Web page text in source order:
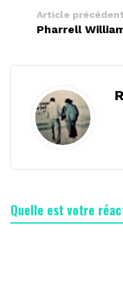
Article
Pharrell
Quelle est votre